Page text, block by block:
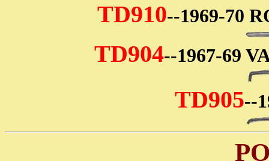
TD910--1969-70
TD904--1967-69
TD905--